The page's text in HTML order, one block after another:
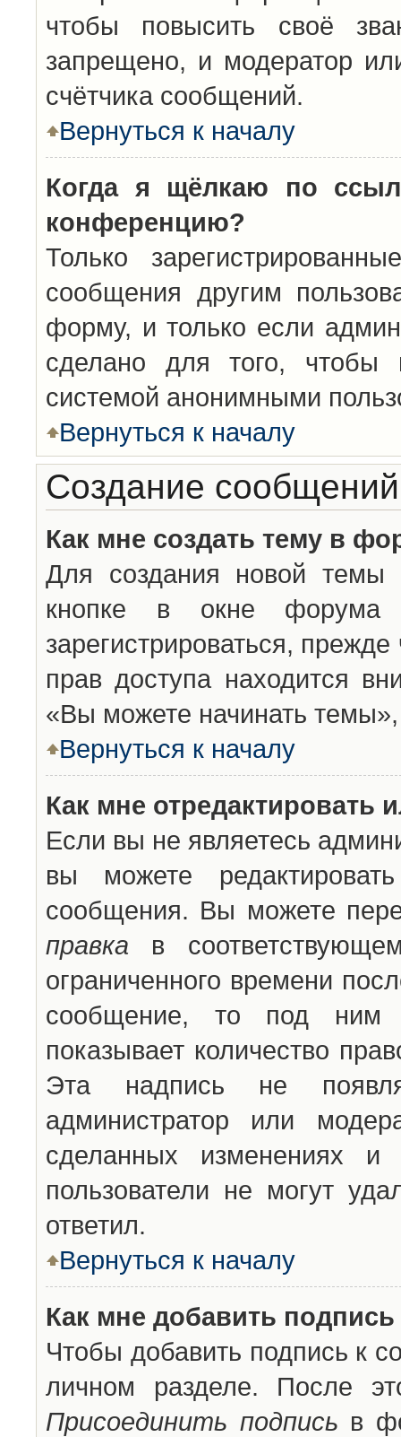
чтобы повысить своё
запрещено, и модератор
счётчика сообщений.
Вернуться к началу
Когда я щёлкаю по
конференцию?
Только
сообщения другим
форму, и только если
сделано для того, чтобы
системой анонимными
Вернуться к началу
Создание сообщений
Как мне создать тему в
Для создания новой темы
кнопке в окне
зарегистрироваться,
прав доступа находится
«Вы можете начинать
Вернуться к началу
Как мне отредактировать
Если вы не являетесь
вы можете
сообщения. Вы можете
правка в
ограниченного времени
сообщение, то под ним
показывает количество
Эта надпись не
администратор или
сделанных изменениях
пользователи не могут
ответил.
Вернуться к началу
Как мне добавить
Чтобы добавить подпись к
личном разделе. После
Присоединить подпись в